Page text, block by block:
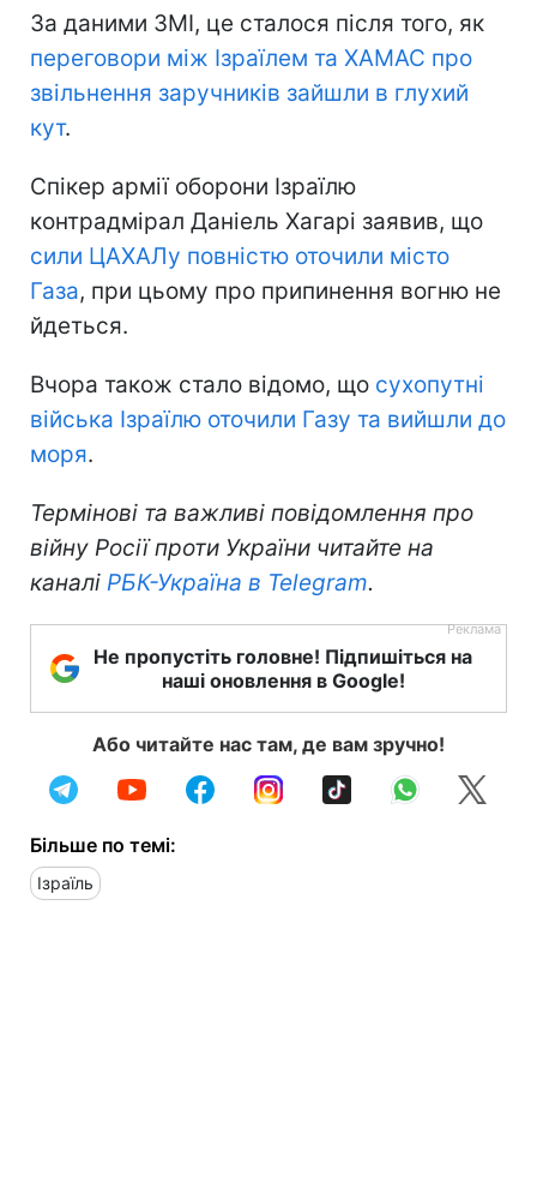
За даними ЗМІ, це сталося після того, як
переговори між Ізраїлем та ХАМАС про
звільнення заручників зайшли в глухий
кут.
Спікер армії оборони Ізраїлю
контрадмірал Даніель Хагарі заявив, що
сили ЦАХАЛу повністю оточили місто
Газа, при цьому про припинення вогню не
йдеться.
Вчора також стало відомо, що сухопутні
війська Ізраїлю оточили Газу та вийшли до
моря.
Термінові та важливі повідомлення про
війну Росії проти України читайте на
каналі РБК-Україна в Telegram.
Не пропустіть головне! Підпишіться на
наші оновлення в Google!
Або читайте нас там, де вам зручно!
Більше по темі:
Ізраїль